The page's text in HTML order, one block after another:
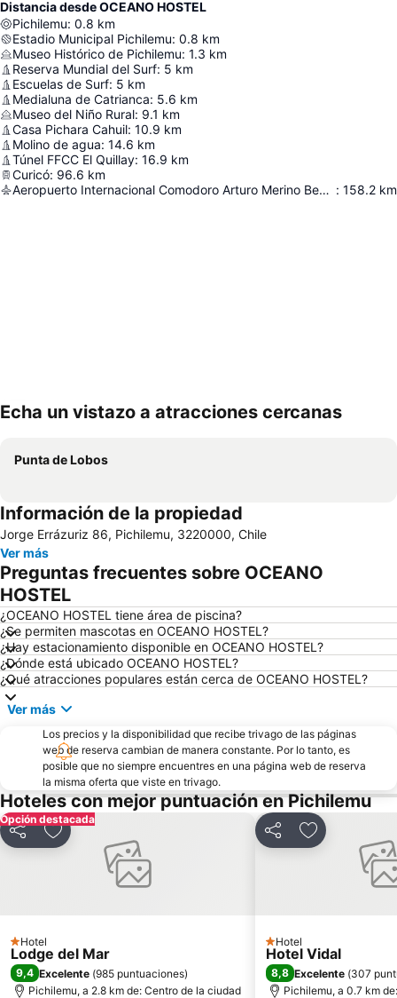
Distancia desde OCEANO HOSTEL
Pichilemu: 0.8 km
Estadio Municipal Pichilemu: 0.8 km
Museo Histórico de Pichilemu: 1.3 km
Reserva Mundial del Surf: 5 km
Escuelas de Surf: 5 km
Medialuna de Catrianca: 5.6 km
Museo del Niño Rural: 9.1 km
Casa Pichara Cahuil: 10.9 km
Molino de agua: 14.6 km
Túnel FFCC El Quillay: 16.9 km
Curicó: 96.6 km
Aeropuerto Internacional Comodoro Arturo Merino Benítez : 158.2 km
Echa un vistazo a atracciones cercanas
Punta de Lobos
Información de la propiedad
Jorge Errázuriz 86, Pichilemu, 3220000, Chile
Ver más
Preguntas frecuentes sobre OCEANO
HOSTEL
¿OCEANO HOSTEL tiene área de piscina?
¿Se permiten mascotas en OCEANO HOSTEL?
¿Hay estacionamiento disponible en OCEANO HOSTEL?
¿Dónde está ubicado OCEANO HOSTEL?
¿Qué atracciones populares están cerca de OCEANO HOSTEL?
Ver más
Los precios y la disponibilidad que recibe trivago de las páginas
web de reserva cambian de manera constante. Por lo tanto, es
posible que no siempre encuentres en una página web de reserva
la misma oferta que viste en trivago.
Hoteles con mejor puntuación en Pichilemu
Opción destacada
CompartirAgregar a favoritos
1 Estrellas
Hotel
Lodge del Mar
9,4 Excelente (985 puntuaciones)
Pichilemu, a 2.8 km de: Centro de la ciudad
CompartirAgregar a
1 Estrellas
Hotel
Hotel Vidal
8,8 Excelente (307
Pichilemu, a 0.7 km